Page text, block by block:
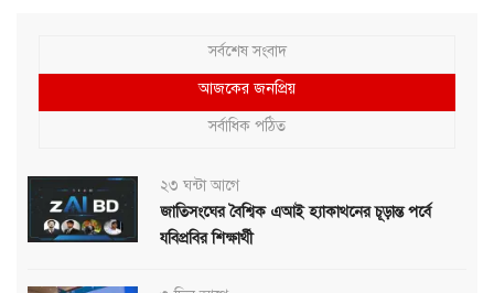
সর্বশেষ সংবাদ
আজকের জনপ্রিয়
সর্বাধিক পঠিত
২৩ ঘন্টা আগে
জাতিসংঘের বৈশ্বিক এআই হ্যাকাথনের চূড়ান্ত পর্বে
যবিপ্রবির শিক্ষার্থী